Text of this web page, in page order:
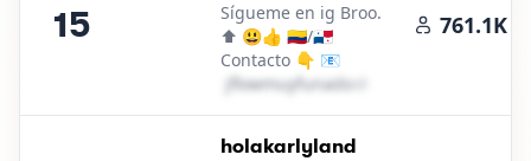
15
Sígueme en ig Broo.
⬆️ 😃👍 🇨🇴/🇵🇦
Contacto 👇 📧
j​f​l​o​w​m​u​y​f​u​n​a​d​o​＠
761.1K
16.
holakarlyland